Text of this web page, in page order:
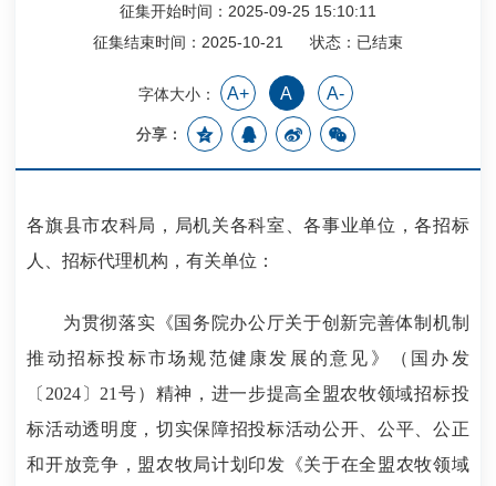
征集开始时间：2025-09-25 15:10:11
征集结束时间：2025-10-21
状态：已结束
字体大小： A+ A A-
分享：
各旗县市农科局，局机关各科室、各事业单位，各招标
人、招标代理机构，有关单位：
为贯彻落实《国务院办公厅关于创新完善体制机制
推动招标投标市场规范健康发展的意见》（国办发
〔2024〕21号）精神，进一步提高全盟农牧领域招标投
标活动透明度，切实保障招投标活动公开、公平、公正
和开放竞争，盟农牧局计划印发《关于在全盟农牧领域